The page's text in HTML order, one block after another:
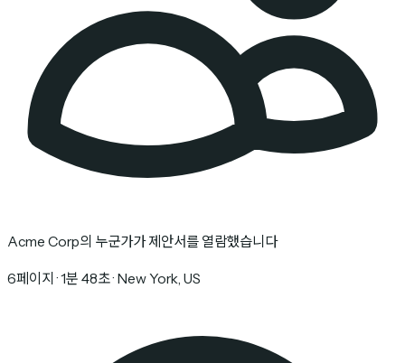
Acme Corp의 누군가가 제안서를 열람했습니다
6페이지 · 1분 48초 · New York, US